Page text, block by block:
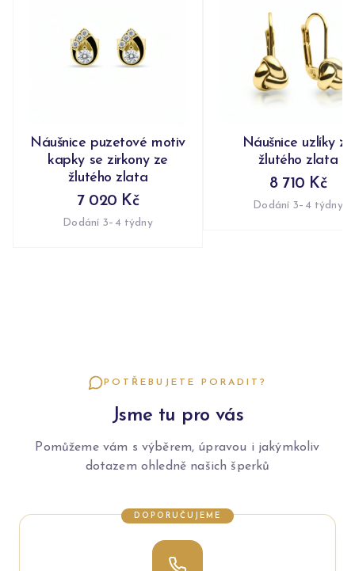
Náušnice puzetové motiv
kapky se zirkony ze
žlutého zlata
7 020 Kč
Dodání 3–4 týdny
Náušnice uzlíky ze
žlutého zlata
8 710 Kč
Dodání 3–4 týdny
POTŘEBUJETE PORADIT?
Jsme tu pro vás
Pomůžeme vám s výběrem, úpravou i jakýmkoliv
dotazem ohledně našich šperků
DOPORUČUJEME